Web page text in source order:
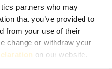
partners who may
that you’ve provided to
from your use of their
change or withdraw your
on our website.
Marylebone